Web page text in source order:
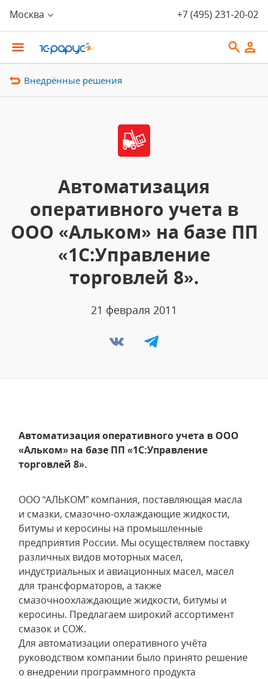
Москва +7 (495) 231-20-02
Внедрённые решения
Автоматизация
оперативного учета в
ООО «Альком» на базе ПП
«1С:Управление
торговлей 8».
21 февраля 2011
Автоматизация оперативного учета в ООО
«Альком» на базе ПП «1С:Управление
торговлей 8».
ООО “АЛЬКОМ” компания, поставляющая масла
и смазки, смазочно-охлаждающие жидкости,
битумы и керосины на промышленные
предприятия России. Мы осуществляем поставку
различных видов моторных масел,
индустриальных и авиационных масел, масел
для трансформаторов, а также
смазочноохлаждающие жидкости, битумы и
керосины. Предлагаем широкий ассортимент
смазок и СОЖ.
Для автоматизации оперативного учёта
руководством компании было принято решение
о внедрении программного продукта